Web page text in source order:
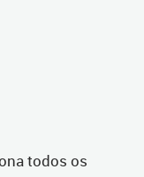
todos os